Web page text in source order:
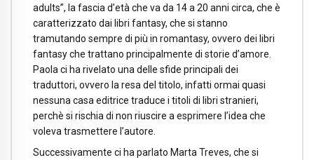
adults”, la fascia d’età che va da 14 a 20 anni circa, che è
caratterizzato dai libri fantasy, che si stanno
tramutando sempre di più in romantasy, ovvero dei libri
fantasy che trattano principalmente di storie d’amore.
Paola ci ha rivelato una delle sfide principali dei
traduttori, ovvero la resa del titolo, infatti ormai quasi
nessuna casa editrice traduce i titoli di libri stranieri,
perchè si rischia di non riuscire a esprimere l’idea che
voleva trasmettere l’autore.
Successivamente ci ha parlato Marta Treves, che si